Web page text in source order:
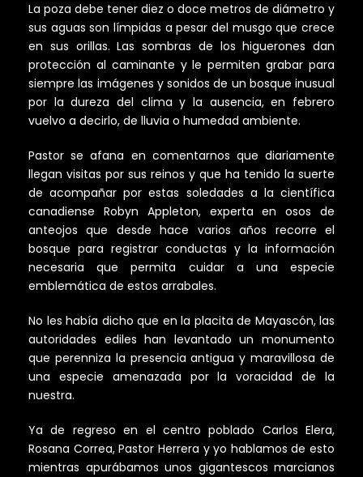
La poza debe tener diez o doce metros de diámetro y
sus aguas son límpidas a pesar del musgo que crece
en sus orillas. Las sombras de los higuerones dan
protección al caminante y le permiten grabar para
siempre las imágenes y sonidos de un bosque inusual
por la dureza del clima y la ausencia, en febrero
vuelvo a decirlo, de lluvia o humedad ambiente.
Pastor se afana en comentarnos que diariamente
llegan visitas por sus reinos y que ha tenido la suerte
de acompañar por estas soledades a la científica
canadiense Robyn Appleton, experta en osos de
anteojos que desde hace varios años recorre el
bosque para registrar conductas y la información
necesaria que permita cuidar a una especie
emblemática de estos arrabales.
No les había dicho que en la placita de Mayascón, las
autoridades ediles han levantado un monumento
que perenniza la presencia antigua y maravillosa de
una especie amenazada por la voracidad de la
nuestra.
Ya de regreso en el centro poblado Carlos Elera,
Rosana Correa, Pastor Herrera y yo hablamos de esto
mientras apurábamos unos gigantescos marcianos